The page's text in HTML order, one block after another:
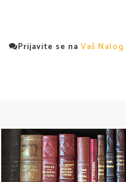
Prijavite se na Vaš Nalog